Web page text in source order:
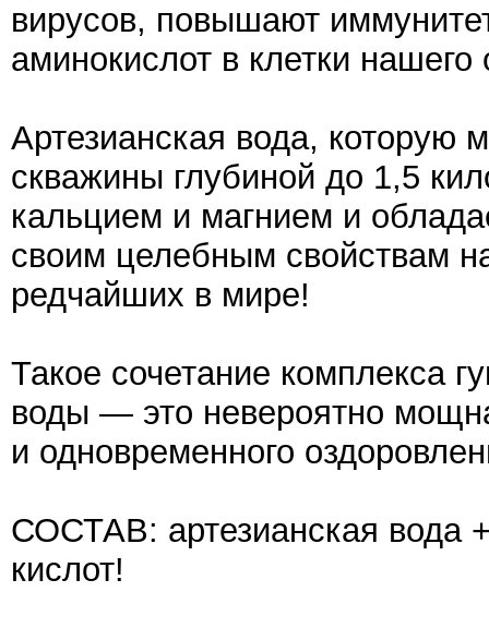
вирусов, повышают
аминокислот в клетки нашего
Артезианская вода, которую
скважины глубиной до 1,5
кальцием и магнием и
своим целебным свойствам
редчайших в мире!
Такое сочетание комплекса
воды — это невероятно
и одновременного
СОСТАВ: артезианская вода
кислот!